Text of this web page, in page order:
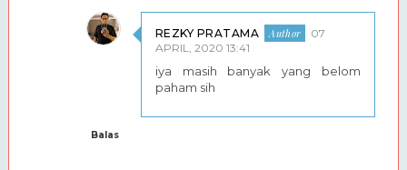
REZKY PRATAMA
07
APRIL, 2020 13:41
iya masih banyak yang belom
paham sih
Balas